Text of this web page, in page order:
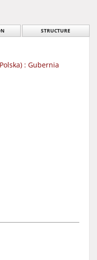
STRUCTURE
: Gubernia